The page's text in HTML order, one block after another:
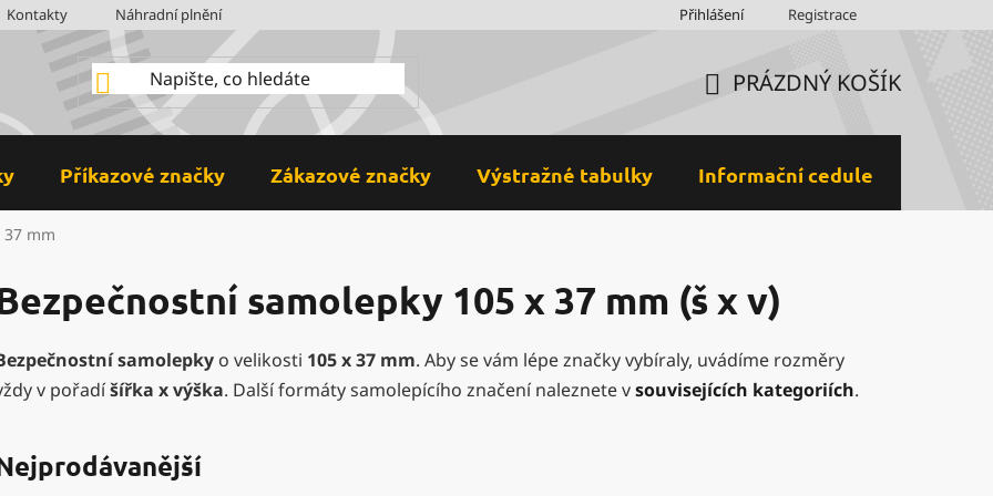
Kontakty Náhradní plnění Ochrana osobních údajů a GDPR
Přihlášení Registrace
KOŠÍK
PRÁZDNÝ KOŠÍK
Příkazové značky Zákazové značky Výstražné tabulky Informační cedule
mm
samolepky 105 x 37 mm (š x v)
samolepky o velikosti 105 x 37 mm. Aby se vám lépe značky vybíraly, uvádíme rozměry
v pořadíšířka x výška. Další formáty samolepícího značení naleznete vsouvisejících kategoriích.